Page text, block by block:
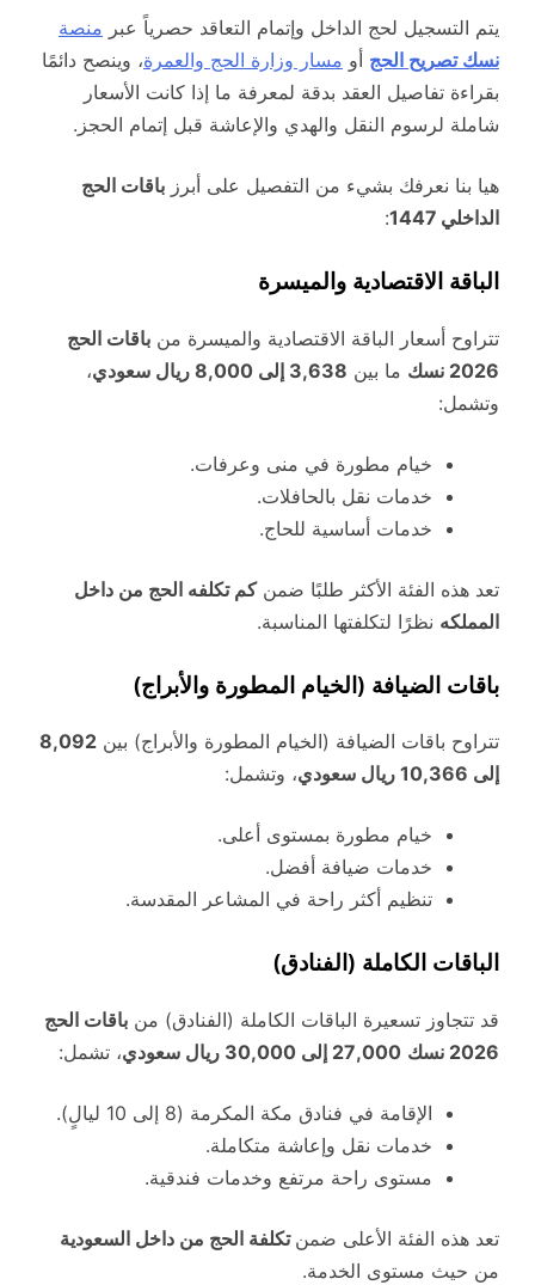
يتم التسجيل لحج الداخل وإتمام التعاقد حصرياً عبر منصة
نسك تصريح الحج أو مسار وزارة الحج والعمرة، وينصح دائمًا
بقراءة تفاصيل العقد بدقة لمعرفة ما إذا كانت الأسعار
شاملة لرسوم النقل والهدي والإعاشة قبل إتمام الحجز.
هيا بنا نعرفك بشيء من التفصيل على أبرز باقات الحج
الداخلي 1447
:
الباقة الاقتصادية والميسرة
تتراوح أسعار الباقة الاقتصادية والميسرة من باقات الحج
2026 نسك
ما بين 3,638 إلى 8,000 ريال سعودي
،
وتشمل:
خيام مطورة في منى وعرفات.
خدمات نقل بالحافلات.
خدمات أساسية للحاج.
تعد هذه الفئة الأكثر طلبًا ضمنكم تكلفه الحج من داخل
المملكه نظرًا لتكلفتها المناسبة.
باقات الضيافة (الخيام المطورة والأبراج)
تتراوح باقات الضيافة (الخيام المطورة والأبراج) بين 8,092
إلى 10,366 ريال سعودي
، وتشمل:
خيام مطورة بمستوى أعلى.
خدمات ضيافة أفضل.
تنظيم أكثر راحة في المشاعر المقدسة.
الباقات الكاملة (الفنادق)
قد تتجاوز تسعيرة الباقات الكاملة (الفنادق) من باقات الحج
2026 نسك
27,000 إلى 30,000 ريال سعودي ، تشمل:
الإقامة في فنادق مكة المكرمة (8 إلى 10 ليالٍ).
خدمات نقل وإعاشة متكاملة.
مستوى راحة مرتفع وخدمات فندقية.
تعد هذه الفئة الأعلى ضمن تكلفة الحج من داخل السعودية
من حيث مستوى الخدمة.